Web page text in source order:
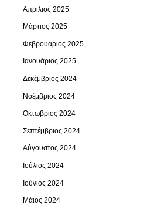
Απρίλιος 2025
Μάρτιος 2025
Φεβρουάριος 2025
Ιανουάριος 2025
Δεκέμβριος 2024
Νοέμβριος 2024
Οκτώβριος 2024
Σεπτέμβριος 2024
Αύγουστος 2024
Ιούλιος 2024
Ιούνιος 2024
Μάιος 2024